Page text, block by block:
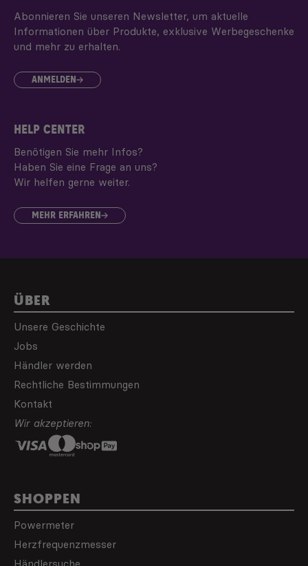
Abonnieren Sie unseren Newsletter, um aktuelle
Informationen über Produkte, exklusive Werbegeschenke
und mehr zu erhalten.
ANMELDEN
HELP CENTER
Benötigen Sie mehr Infos?
Haben Sie eine Frage an uns?
Wir helfen gerne weiter.
MEHR ERFAHREN
ÜBER
Unsere Geschichte
Jobs
Händler werden
Rechtliche Bestimmungen
Kontakt
Wir akzeptieren:
SHOPPEN
Powermeter
Herzfrequenzmesser